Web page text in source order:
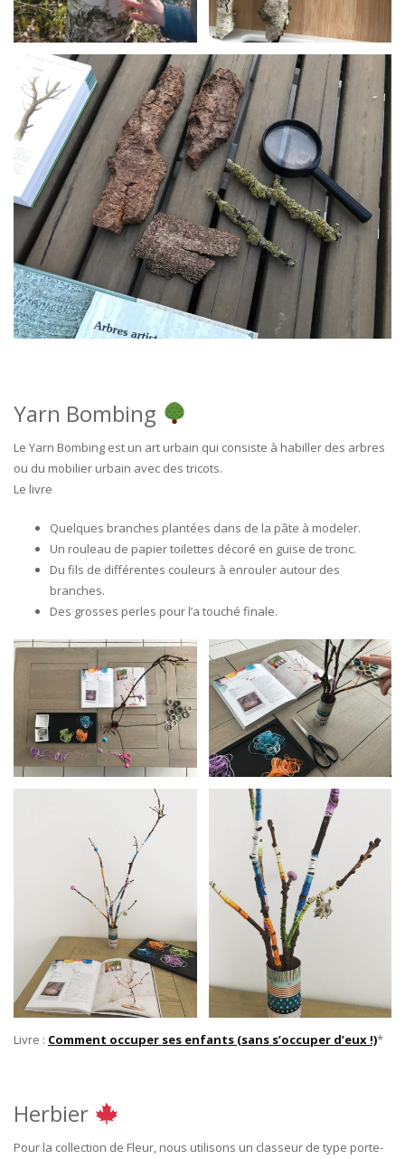
Yarn Bombing
Le Yarn Bombing est un art urbain qui consiste à habiller des arbres
ou du mobilier urbain avec des tricots.
Le livre
Quelques branches plantées dans de la pâte à modeler.
Un rouleau de papier toilettes décoré en guise de tronc.
Du fils de différentes couleurs à enrouler autour des
branches.
Des grosses perles pour l’a touché finale.
Livre : Comment occuper ses enfants (sans s’occuper d’eux !)*
Herbier
Pour la collection de Fleur, nous utilisons un classeur de type porte-